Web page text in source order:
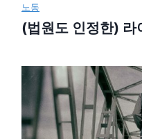
노동
(법원도 인정한) 라